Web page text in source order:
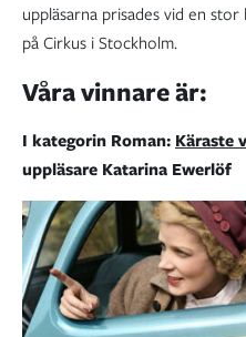
uppläsarna prisades vid en stor
på Cirkus i Stockholm.
Våra vinnare är:
I kategorin Roman: Käraste
uppläsare Katarina Ewerlöf